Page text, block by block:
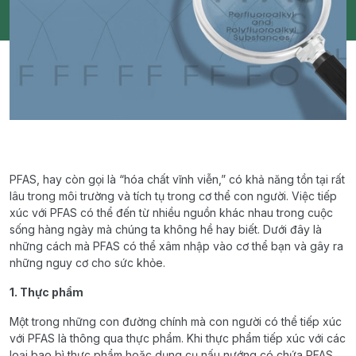
PFAS, hay còn gọi là “hóa chất vĩnh viễn,” có khả năng tồn tại rất
lâu trong môi trường và tích tụ trong cơ thể con người. Việc tiếp
xúc với PFAS có thể đến từ nhiều nguồn khác nhau trong cuộc
sống hàng ngày mà chúng ta không hề hay biết. Dưới đây là
những cách mà PFAS có thể xâm nhập vào cơ thể bạn và gây ra
những nguy cơ cho sức khỏe.
1. Thực phẩm
Một trong những con đường chính mà con người có thể tiếp xúc
với PFAS là thông qua thực phẩm. Khi thực phẩm tiếp xúc với các